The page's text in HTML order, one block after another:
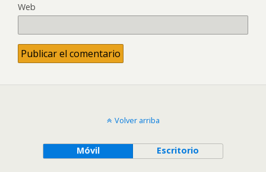
Web
Volver arriba
Móvil Escritorio